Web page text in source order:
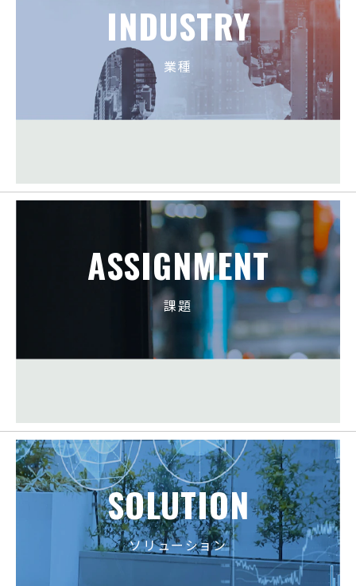
INDUSTRY
業種
ASSIGNMENT
課題
SOLUTION
ソリューション